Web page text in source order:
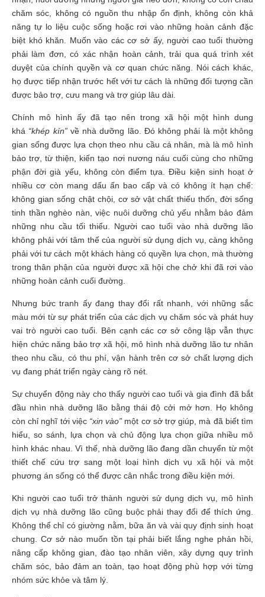
chăm sóc, không có nguồn thu nhập ổn định, không còn khả
năng tự lo liệu cuộc sống hoặc rơi vào những hoàn cảnh đặc
biệt khó khăn. Muốn vào các cơ sở ấy, người cao tuổi thường
phải làm đơn, có xác nhận hoàn cảnh, trải qua quá trình xét
duyệt của chính quyền và cơ quan chức năng. Nói cách khác,
họ được tiếp nhận trước hết với tư cách là những đối tượng cần
được bảo trợ, cưu mang và trợ giúp lâu dài.
Chính mô hình ấy đã tạo nên trong xã hội một hình dung
khá “khép kín”về nhà dưỡng lão. Đó không phải là một không
gian sống được lựa chọn theo nhu cầu cá nhân, mà là mô hình
bảo trợ, từ thiện, kiến tạo nơi nương náu cuối cùng cho những
phận đời già yếu, không còn điểm tựa. Điều kiện sinh hoạt ở
nhiều cơ còn mang dấu ấn bao cấp và có không ít hạn chế:
không gian sống chật chội, cơ sở vật chất thiếu thốn, đời sống
tinh thần nghèo nàn, việc nuôi dưỡng chủ yếu nhằm bảo đảm
những nhu cầu tối thiểu. Người cao tuổi vào nhà dưỡng lão
không phải với tâm thế của người sử dụng dịch vụ, càng không
phải với tư cách một khách hàng có quyền lựa chọn, mà thường
trong thân phận của người được xã hội che chở khi đã rơi vào
những hoàn cảnh cuối đường.
Nhưng bức tranh ấy đang thay đổi rất nhanh, với những sắc
màu mới từ sự phát triển của các dịch vụ chăm sóc và phát huy
vai trò người cao tuổi. Bên cạnh các cơ sở công lập vẫn thực
hiện chức năng bảo trợ xã hội, mô hình nhà dưỡng lão tư nhân
theo nhu cầu, có thu phí, vận hành trên cơ sở chất lượng dịch
vụ đang phát triển ngày càng rõ nét.
Sự chuyển động này cho thấy người cao tuổi và gia đình đã bắt
đầu nhìn nhà dưỡng lão bằng thái độ cởi mở hơn. Họ không
còn chỉ nghĩ tới việc “xin vào” một cơ sở trợ giúp, mà đã biết tìm
hiểu, so sánh, lựa chọn và chủ động lựa chọn giữa nhiều mô
hình khác nhau. Vì thế, nhà dưỡng lão đang dần chuyển từ một
thiết chế cứu trợ sang một loại hình dịch vụ xã hội và một
phương án sống có thể được cân nhắc trong điều kiện mới.
Khi người cao tuổi trở thành người sử dụng dịch vụ, mô hình
dịch vụ nhà dưỡng lão cũng buộc phải thay đổi để thích ứng.
Không thể chỉ có giường nằm, bữa ăn và vài quy định sinh hoạt
chung. Cơ sở nào muốn tồn tại phải biết lắng nghe phản hồi,
nâng cấp không gian, đào tạo nhân viên, xây dựng quy trình
chăm sóc, bảo đảm an toàn, tạo hoạt động phù hợp với từng
nhóm sức khỏe và tâm lý.